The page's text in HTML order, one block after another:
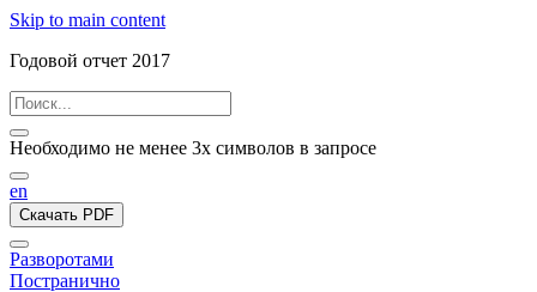
Skip to main content
Годовой отчет 2017
Необходимо не менее 3х символов в запросе
en
Скачать PDF
Разворотами
Постранично